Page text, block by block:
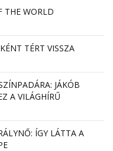
THE WORLD
TÉRT VISSZA
JÁKÓB
A VILÁGHÍRŰ
ÍGY LÁTTA A